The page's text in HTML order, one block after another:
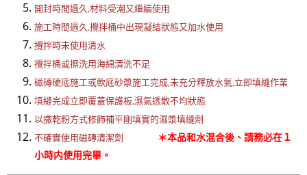
開封時間過久,材料受潮又繼續使用
施工時間過久,攪拌桶中出現凝結狀態又加水使用
攪拌時未使用清水
攪拌桶或擦洗用海綿清洗不足
磁磚硬底施工或軟底砂漿施工完成,未充分釋放水氣,立即填縫作業
填縫完成立即覆蓋保護板,濕氣透散不均狀態
以撒乾粉方式修飾補平剛填實的濕漿填縫劑
不確實使用磁磚清潔劑
＊本品和水混合後、請務必在１
小時内使用完畢。